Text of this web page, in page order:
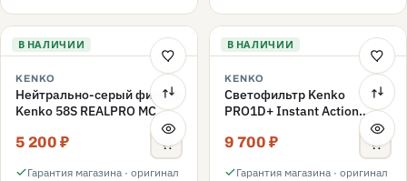
В НАЛИЧИИ
KENKO
Нейтрально-серый фильтр
Kenko 58S REALPRO MC
5 200 ₽
Гарантия магазина · оригинал
В НАЛИЧИИ
KENKO
Светофильтр Kenko
PRO1D+ Instant Action
Variable NDX3-450+C-PLS
переменной плотности
9 700 ₽
Гарантия магазина · оригинал